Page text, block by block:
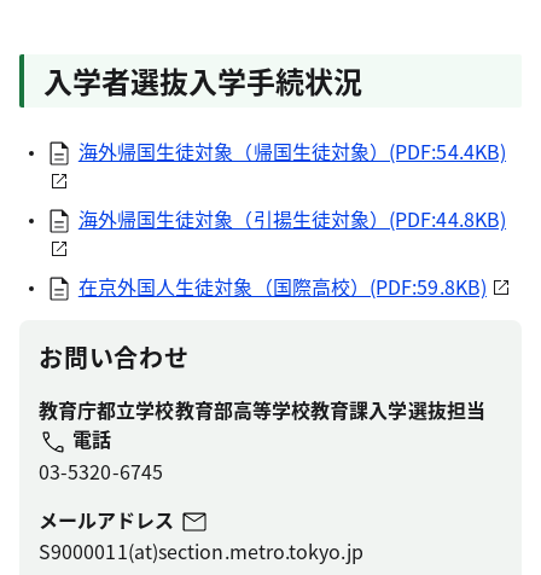
入学者選抜入学手続状況
海外帰国生徒対象（帰国生徒対象）(PDF:54.4KB)
海外帰国生徒対象（引揚生徒対象）(PDF:44.8KB)
在京外国人生徒対象（国際高校）(PDF:59.8KB)
お問い合わせ
教育庁都立学校教育部高等学校教育課入学選抜担当
電話
03-5320-6745
メールアドレス
S9000011(at)section.metro.tokyo.jp